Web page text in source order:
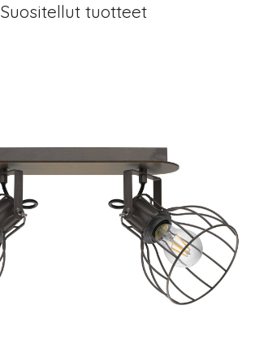
Suositellut tuotteet